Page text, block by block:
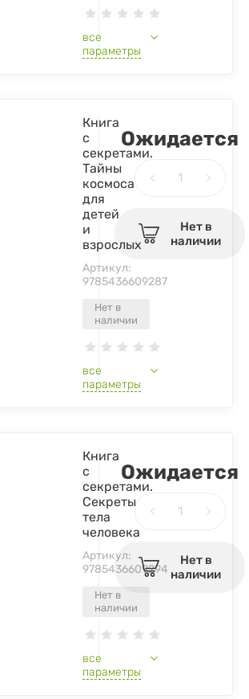
все
параметры
Нет в
наличии
Книга
с
секретами.
Тайны
космоса
для
детей
и
взрослых
Артикул:
9785436609287
все
параметры
Ожидается
Нет в
наличии
Нет в
наличии
Книга
с
секретами.
Секреты
тела
человека
Артикул:
9785436609294
все
параметры
Ожидается
Нет в
наличии